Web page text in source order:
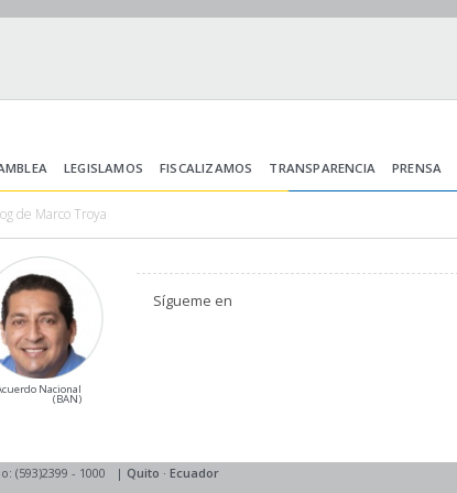
LEGISLAMOS FISCALIZAMOS TRANSPARENCIA PRENSA
de Marco Troya
Nacional
(BAN)
Sígueme en
(593)2399 - 1000 | Quito · Ecuador